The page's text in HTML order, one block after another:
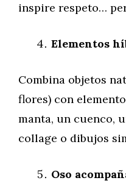
inspire respeto…
Elementos
Combina objetos
flores) con
manta, un cuenco,
collage o dibujos
Oso